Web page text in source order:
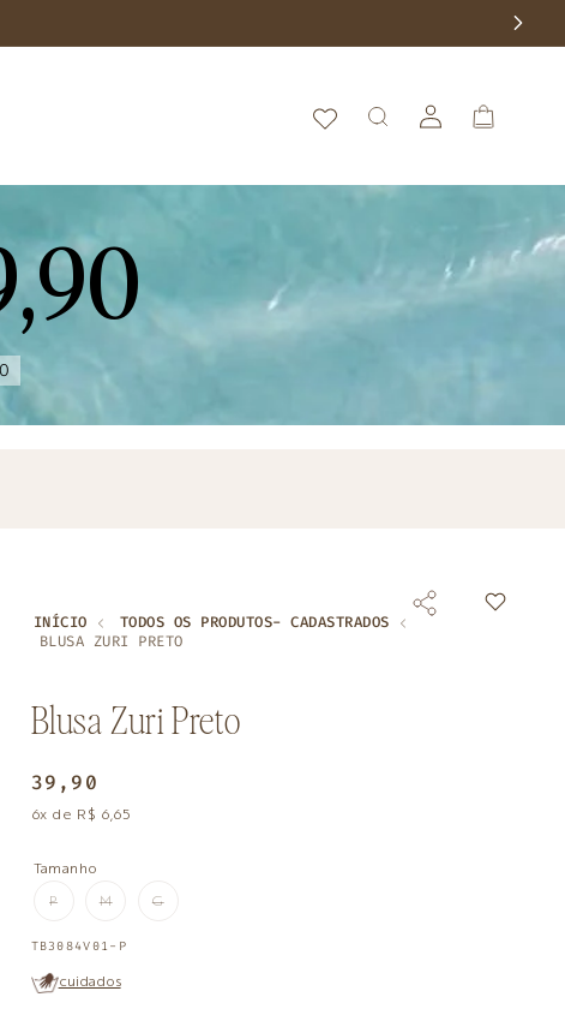
login
Carrinho
INÍCIO
TODOS OS PRODUTOS- CADASTRADOS
BLUSA ZURI PRETO
Blusa Zuri Preto
Preço
normal
39,90
6x de R$ 6,65
Tamanho
PVARIANTE
INDISPONÍVEL
MVARIANTE
INDISPONÍVEL
GVARIANTE
SKU:
TB3084V01-P
cuidados